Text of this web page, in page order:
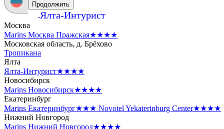
Продолжить
Ялта-Интурист
Москва
Marins Москва Пражская★★★★
Московская область, д. Брёхово
Тропикана
Ялта
Ялта-Интурист★★★★
Новосибирск
Marins Новосибирск★★★★
Екатеринбург
Marins Екатеринбург★★★ Novotel Yekaterinburg Center★★★★
Нижний Новгород
Marins Нижний Новгород★★★★